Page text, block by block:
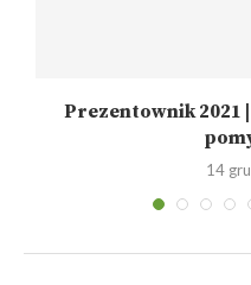
Prezentownik 2021
14